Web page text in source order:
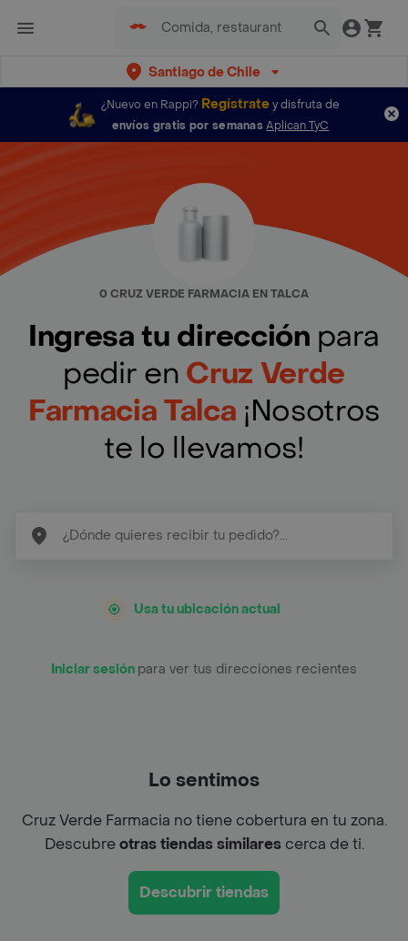
Santiago de Chile
¿Nuevo en Rappi? Regístratey disfruta de
envíos gratis por semanas Aplican TyC
0 CRUZ VERDE FARMACIA EN TALCA
Ingresa tu dirección para
pedir en Cruz Verde
Farmacia Talca ¡Nosotros
te lo llevamos!
Usa tu ubicación actual
Iniciar sesión para ver tus direcciones recientes
Lo sentimos
Cruz Verde Farmacia no tiene cobertura en tu zona.
Descubreotras tiendas similarescerca de ti.
Descubrir tiendas